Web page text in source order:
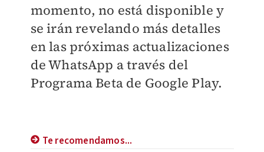
momento, no está disponible y
se irán revelando más detalles
en las próximas actualizaciones
de WhatsApp a través del
Programa Beta de Google Play.
Te recomendamos...